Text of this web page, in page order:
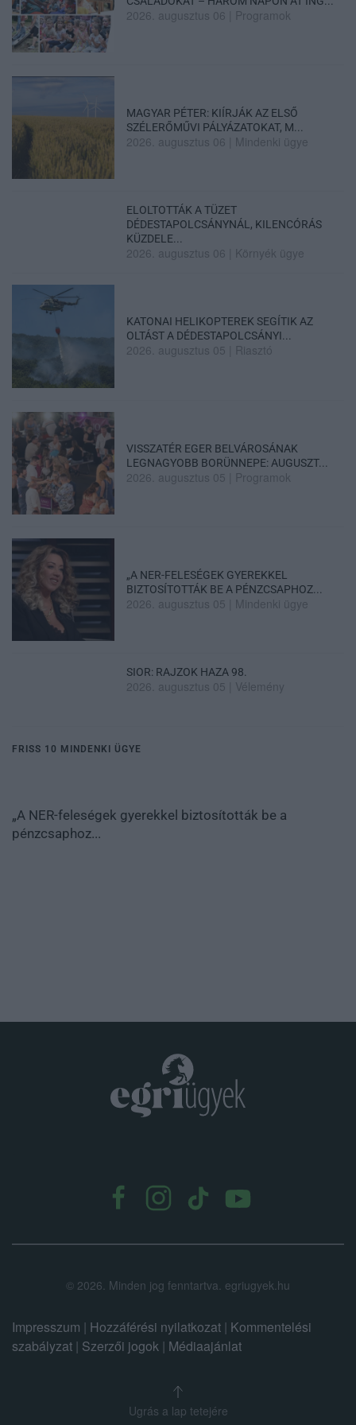
2026. augusztus 06 Programok
MAGYAR PÉTER: KIÍRJÁK AZ ELSŐ
SZÉLERŐMŰVI PÁLYÁZATOKAT, M...
2026. augusztus 06 Mindenki ügye
ELOLTOTTÁK A TÜZET
DÉDESTAPOLCSÁNYNÁL, KILENCÓRÁS
KÜZDELE...
2026. augusztus 06 Környék ügye
KATONAI HELIKOPTEREK SEGÍTIK AZ
OLTÁST A DÉDESTAPOLCSÁNYI...
2026. augusztus 05 Riasztó
VISSZATÉR EGER BELVÁROSÁNAK
LEGNAGYOBB BORÜNNEPE: AUGUSZT...
2026. augusztus 05 Programok
„A NER-FELESÉGEK GYEREKKEL
BIZTOSÍTOTTÁK BE A PÉNZCSAPHOZ...
2026. augusztus 05 Mindenki ügye
SIOR: RAJZOK HAZA 98.
2026. augusztus 05 Vélemény
FRISS 10 MINDENKI ÜGYE
„A NER-feleségek gyerekkel biztosították be a
pénzcsaphoz...
© 2026. Minden jog fenntartva. egriugyek.hu
Impresszum | Hozzáférési nyilatkozat | Kommentelési
szabályzat | Szerzői jogok | Médiaajánlat
Ugrás a lap tetejére